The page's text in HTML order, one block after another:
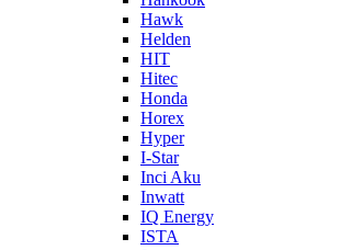
Hawk
Helden
HIT
Hitec
Honda
Horex
Hyper
I-Star
Inci Aku
Inwatt
IQ Energy
ISTA